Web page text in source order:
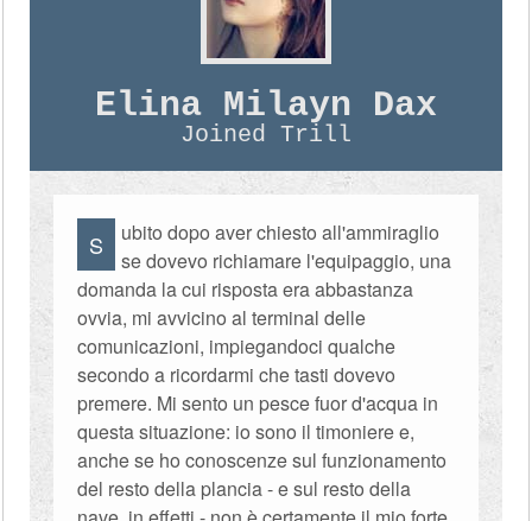
Elina Milayn Dax
Joined Trill
S
ubito dopo aver chiesto all'ammiraglio
se dovevo richiamare l'equipaggio, una
domanda la cui risposta era abbastanza
ovvia, mi avvicino al terminal delle
comunicazioni, impiegandoci qualche
secondo a ricordarmi che tasti dovevo
premere. Mi sento un pesce fuor d'acqua in
questa situazione: io sono il timoniere e,
anche se ho conoscenze sul funzionamento
del resto della plancia - e sul resto della